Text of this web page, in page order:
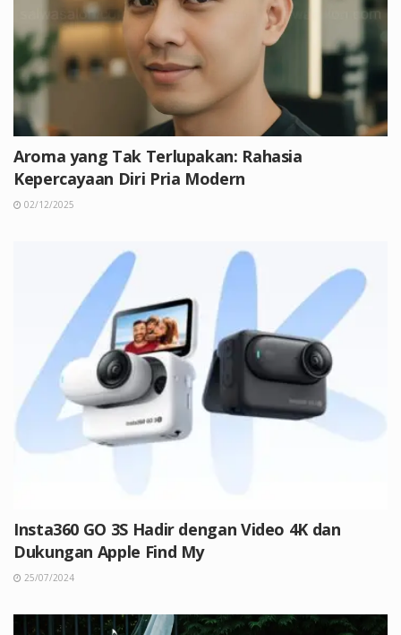
Aroma yang Tak Terlupakan: Rahasia
Kepercayaan Diri Pria Modern
02/12/2025
Insta360 GO 3S Hadir dengan Video 4K dan
Dukungan Apple Find My
25/07/2024